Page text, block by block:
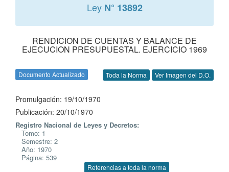
Ley N° 13892
RENDICION DE CUENTAS Y BALANCE DE
EJECUCION PRESUPUESTAL. EJERCICIO 1969
Documento Actualizado Toda la Norma Ver Imagen del D.O.
Promulgación: 19/10/1970
Publicación: 20/10/1970
Registro Nacional de Leyes y Decretos:
Tomo: 1
Semestre: 2
Año: 1970
Página: 539
Referencias a toda la norma